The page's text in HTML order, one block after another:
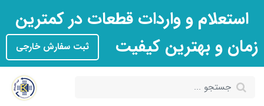
استعلام و واردات قطعات در کمترین
زمان و بهترین کیفیت
ثبت سفارش خارجی